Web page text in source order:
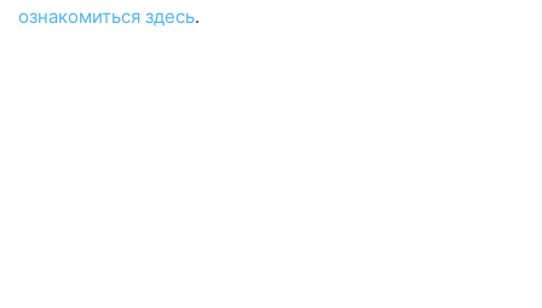
ознакомиться здесь.